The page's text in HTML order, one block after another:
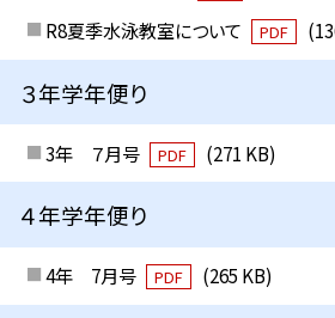
R8夏季水泳教室について
PDF
３年学年便り
3年 ７月号 PDF (271 KB)
４年学年便り
4年 7月号 PDF (265 KB)